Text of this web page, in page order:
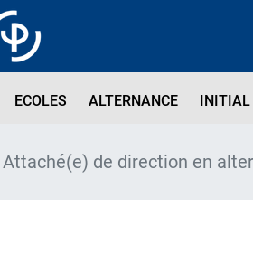
ECOLES ALTERNANCE INITIAL
Attaché(e) de direction en